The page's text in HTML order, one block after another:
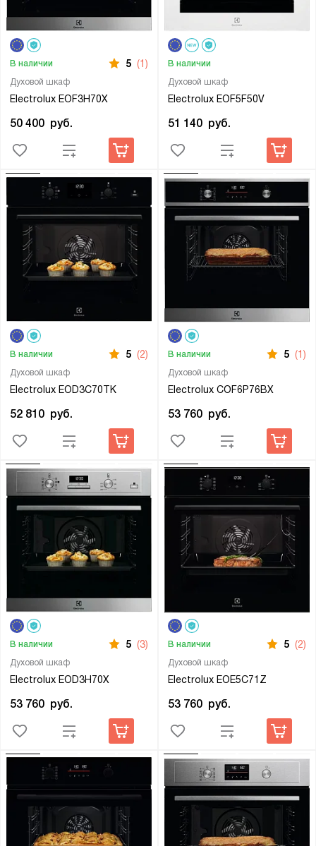
Духовой шкаф
Electrolux EOF3H70X
В наличии 5 (1)
50 400 руб.
Духовой шкаф
Electrolux EOF5F50V
В наличии
51 140 руб.
Духовой шкаф
Electrolux EOD3C70TK
В наличии 5 (2)
52 810 руб.
Духовой шкаф
Electrolux COF6P76BX
В наличии 5 (1)
53 760 руб.
Духовой шкаф
Electrolux EOD3H70X
В наличии 5 (3)
53 760 руб.
Духовой шкаф
Electrolux EOE5C71Z
В наличии 5 (2)
53 760 руб.